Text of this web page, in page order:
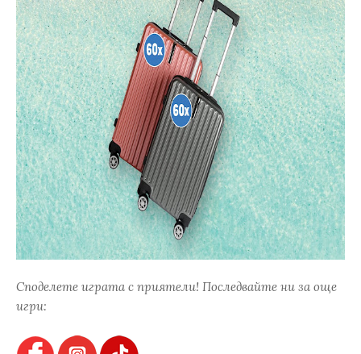
Споделете играта с приятели! Последвайте ни за още
игри: